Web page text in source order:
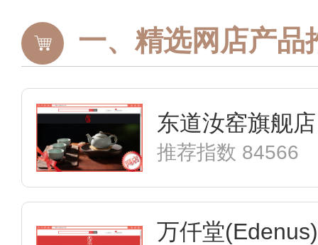
精选网店产品
东道汝窑旗舰店
推荐指数 84566